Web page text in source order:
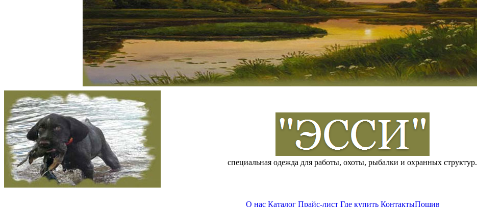
специальная одежда для работы, охоты, рыбалки и охранных структур.
О нас Каталог Прайс-лист Где купить КонтактыПошив